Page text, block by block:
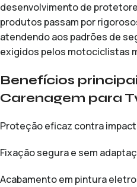
desenvolvimento de
produtos passam por
atendendo aos padrões de
exigidos pelos motociclistas
Benefícios
Carenagem para
Proteção eficaz contra
Fixação segura e sem
Acabamento em pintura